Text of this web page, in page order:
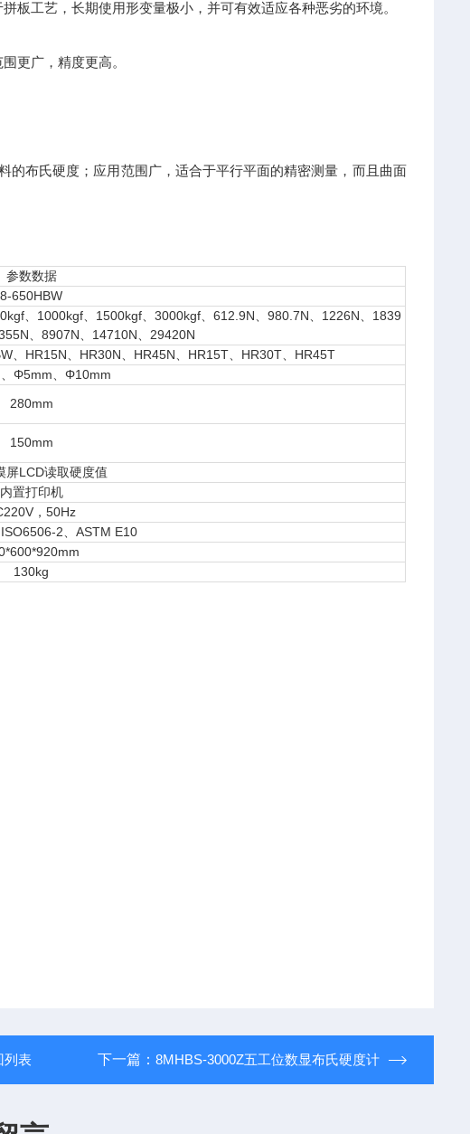
板工艺，长期使用形变量极小，并可有效适应各种恶劣的环境。
更广，精度更高。
布氏硬度；应用范围广，适合于平行平面的精密测量，而且曲面
参数数据
8-650HBW
、1000kgf、1500kgf、3000kgf、612.9N、980.7N、1226N、1839
、8907N、14710N、29420N
、HR15N、HR30N、HR45N、HR15T、HR30T、HR45T
Φ5mm、Φ10mm
280mm
150mm
屏LCD读取硬度值
内置打印机
，50Hz
2、ASTM E10
130kg
列表 下一篇： 8MHBS-3000Z五工位数显布氏硬度计